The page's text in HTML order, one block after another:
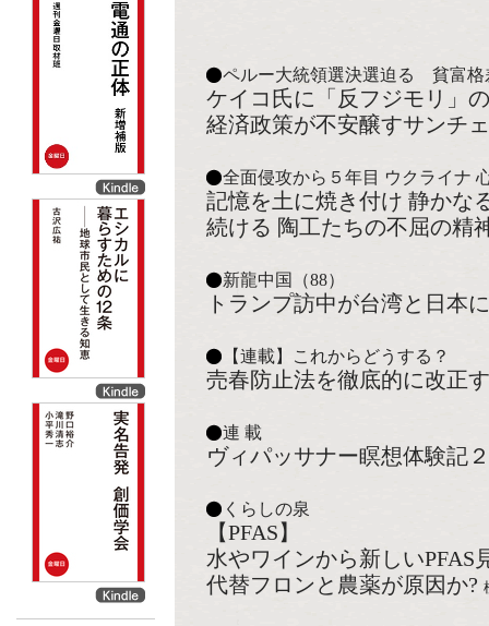
ペルー大統領選決選迫る 貧富格
ケイコ氏に「反フジモリ」
経済政策が不安醸すサンチ
全面侵攻から５年目 ウクライナ
記憶を土に焼き付け 静かな
続ける 陶工たちの不屈の精
新龍中国（88）
トランプ訪中が台湾と日本
【連載】これからどうする？
売春防止法を徹底的に改正
連 載
ヴィパッサナー瞑想体験
くらしの泉
【PFAS】
水やワインから新しいPFAS
代替フロンと農薬が原因か?